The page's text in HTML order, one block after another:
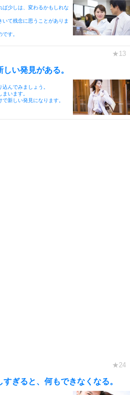
ば少しは、変わるかもしれな
いて残念に思うことがありま
す。
い発見がある。
んでみましょう。
います。
新しい発見になります。
ぎると、何もできなくなる。